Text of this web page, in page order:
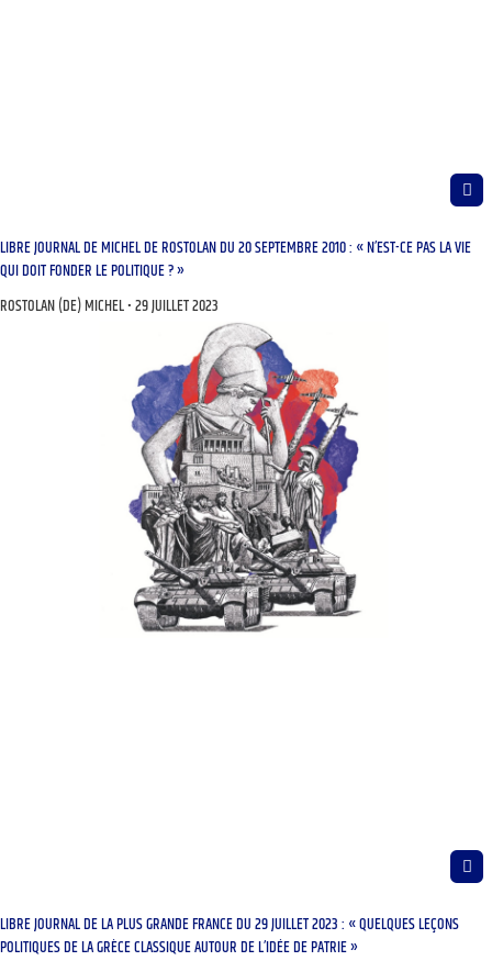
LIBRE JOURNAL DE MICHEL DE ROSTOLAN DU 20 SEPTEMBRE 2010 : « N’EST-CE PAS LA VIE
QUI DOIT FONDER LE POLITIQUE ? »
ROSTOLAN (DE) MICHEL 29 JUILLET 2023
LIBRE JOURNAL DE LA PLUS GRANDE FRANCE DU 29 JUILLET 2023 : « QUELQUES LEÇONS
POLITIQUES DE LA GRÈCE CLASSIQUE AUTOUR DE L’IDÉE DE PATRIE »